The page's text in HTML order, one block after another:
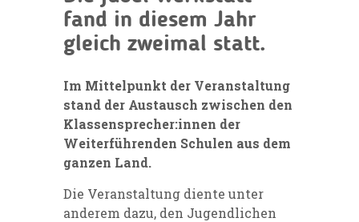
fand in diesem Jahr
gleich zweimal statt.
Im Mittelpunkt der Veranstaltung
stand der Austausch zwischen den
Klassensprecher:innen der
Weiterführenden Schulen aus dem
ganzen Land.
Die Veranstaltung diente unter
anderem dazu, den Jugendlichen